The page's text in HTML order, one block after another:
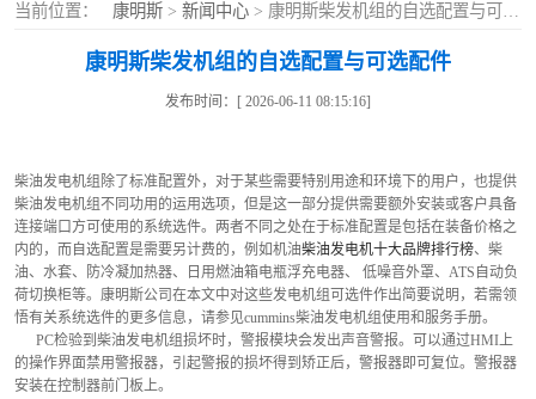
当前位置： 康明斯 > 新闻中心 > 康明斯柴发机组的自选配置与可选配件
康明斯柴发机组的自选配置与可选配件
发布时间：[ 2026-06-11 08:15:16]
柴油发电机组除了标准配置外，对于某些需要特别用途和环境下的用户，也提供
柴油发电机组不同功用的运用选项，但是这一部分提供需要额外安装或客户具备
连接端口方可使用的系统选件。两者不同之处在于标准配置是包括在装备价格之
内的，而自选配置是需要另计费的，例如机油柴油发电机十大品牌排行榜、柴
油、水套、防冷凝加热器、日用燃油箱电瓶浮充电器、 低噪音外罩、ATS自动负
荷切换柜等。康明斯公司在本文中对这些发电机组可选件作出简要说明，若需领
悟有关系统选件的更多信息，请参见cummins柴油发电机组使用和服务手册。
PC检验到柴油发电机组损坏时，警报模块会发出声音警报。可以通过HMI上
的操作界面禁用警报器，引起警报的损坏得到矫正后，警报器即可复位。警报器
安装在控制器前门板上。